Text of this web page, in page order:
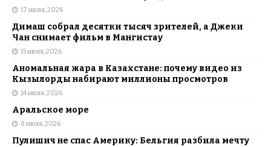
17 июля, 2026
Димаш собрал десятки тысяч зрителей, а Джеки
Чан снимает фильм в Мангистау
15 июля, 2026
Аномальная жара в Казахстане: почему видео из
Кызылорды набирают миллионы просмотров
14 июля, 2026
Аральское море
8 июля, 2026
Пулишич не спас Америку: Бельгия разбила мечту